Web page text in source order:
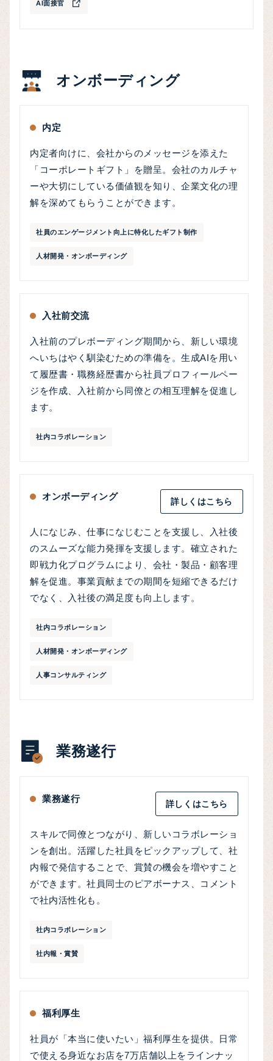
AI面接官
オンボーディング
内定
内定者向けに、会社からのメッセージを添えた
「コーポレートギフト」を贈呈。会社のカルチャ
ーや大切にしている価値観を知り、企業文化の理
解を深めてもらうことができます。
社員のエンゲージメント向上に特化したギフト制作
人材開発・オンボーディング
入社前交流
入社前のプレボーディング期間から、新しい環境
へいちはやく馴染むための準備を。生成AIを用い
て履歴書・職務経歴書から社員プロフィールペー
ジを作成、入社前から同僚との相互理解を促進し
ます。
社内コラボレーション
オンボーディング 詳しくはこちら
人になじみ、仕事になじむことを支援し、入社後
のスムーズな能力発揮を支援します。確立された
即戦力化プログラムにより、会社・製品・顧客理
解を促進。事業貢献までの期間を短縮できるだけ
でなく、入社後の満足度も向上します。
社内コラボレーション
人材開発・オンボーディング
人事コンサルティング
業務遂行
業務遂行 詳しくはこちら
スキルで同僚とつながり、新しいコラボレーショ
ンを創出。活躍した社員をピックアップして、社
内報で発信することで、賞賛の機会を増やすこと
ができます。社員同士のピアボーナス、コメント
で社内活性化も。
社内コラボレーション
社内報・賞賛
福利厚生
社員が「本当に使いたい」福利厚生を提供。日常
で使える身近なお店を7万店舗以上をラインナッ